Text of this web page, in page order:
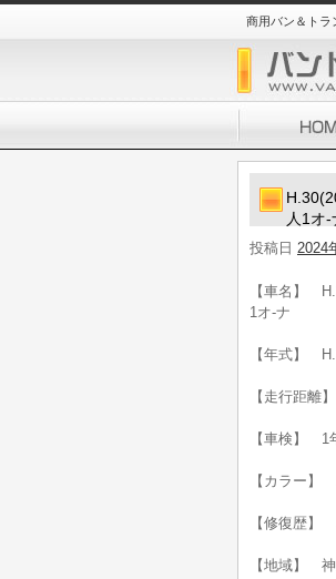
商用バン＆トラ
人1オ-
投稿日 2024
【車名】
1オ-ナ
【年式】
【走行距離
【車検】 1
【カラー】
【修復歴】
【地域】